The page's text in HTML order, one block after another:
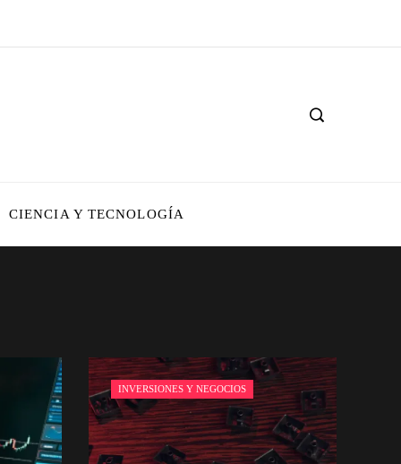
CIENCIA Y TECNOLOGÍA
INVERSIONES Y NEGOCIOS